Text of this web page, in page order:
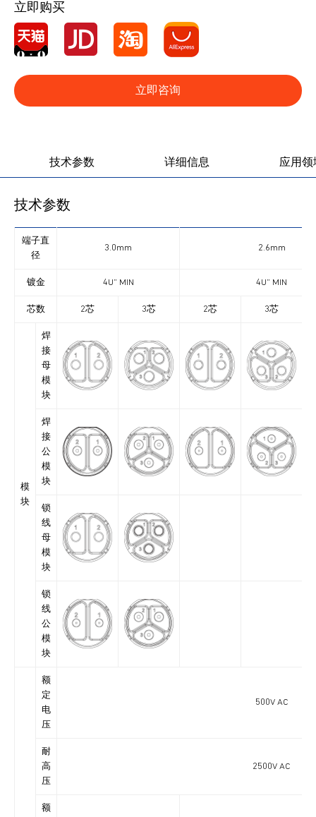
立即购买
立即咨询
技术参数 详细信息 应用领
技术参数
端子直
径
3.0mm 2.6mm
镀金 4U” MIN 4U” MIN
芯数 2芯 3芯 2芯 3芯
模
块
焊
接
母
模
块
焊
接
公
模
块
锁
线
母
模
块
锁
线
公
模
块
额
定
电
压
500V AC
耐
高
压
2500V AC
额